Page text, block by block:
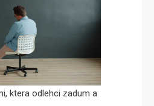
ktera odlehci zadum a